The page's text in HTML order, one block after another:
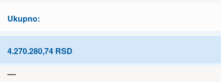
Ukupno:
4.270.280,74 RSD